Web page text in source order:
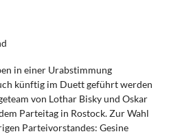
Daseinsvorsorge
in einer Urabstimmung
künftig im Duett geführt werden
von Lothar Bisky und Oskar
Parteitag in Rostock. Zur Wahl
Parteivorstandes: Gesine